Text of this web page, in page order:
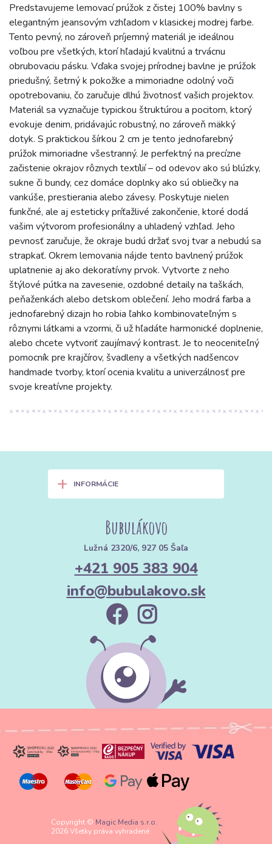
Predstavujeme lemovací prúžok z čistej 100% bavlny s
elegantným jeansovým vzhľadom v klasickej modrej farbe.
Tento pevný, no zároveň príjemný materiál je ideálnou
voľbou pre všetkých, ktorí hľadajú kvalitnú a trvácnu
obrubovaciu pásku. Vďaka svojej prírodnej bavlne je prúžok
priedušný, šetrný k pokožke a mimoriadne odolný voči
opotrebovaniu, čo zaručuje dlhú životnosť vašich projektov.
Materiál sa vyznačuje typickou štruktúrou a pocitom, ktorý
evokuje denim, pridávajúc robustný, no zároveň mäkký
dotyk. S praktickou šírkou 2 cm je tento jednofarebný
prúžok mimoriadne všestranný. Je perfektný na precízne
začistenie okrajov rôznych textílií – od odevov ako sú blúzky,
sukne či bundy, cez domáce doplnky ako sú obliečky na
vankúše, prestierania alebo závesy. Poskytuje nielen
funkčné, ale aj esteticky príťažlivé zakončenie, ktoré dodá
vašim výtvorom profesionálny a uhladený vzhľad. Jeho
pevnosť zaručuje, že okraje budú držať svoj tvar a nebudú sa
strapkať. Okrem lemovania nájde tento bavlnený prúžok
uplatnenie aj ako dekoratívny prvok. Vytvorte z neho
štýlové pútka na zavesenie, ozdobné detaily na taškách,
peňaženkách alebo detskom oblečení. Jeho modrá farba a
jednofarebný dizajn ho robia ľahko kombinovateľným s
rôznymi látkami a vzormi, či už hľadáte harmonické doplnenie,
alebo chcete vytvoriť zaujímavý kontrast. Je to neoceniteľný
pomocník pre krajčírov, švadleny a všetkých nadšencov
handmade tvorby, ktorí ocenia kvalitu a univerzálnosť pre
svoje kreatívne projekty.
+ INFORMÁCIE
Bubulákovo
Lužná 2320/6, 927 05 Šaľa
+421 905 383 904
info@bubulakovo.sk
Copyright © Magic Media s.r.o.
2026 Všetky práva vyhradené